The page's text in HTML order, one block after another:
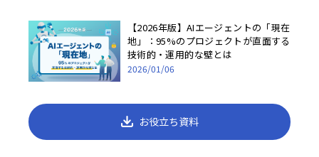
【2026年版】AIエージェントの「現在
地」：95%のプロジェクトが直面する
技術的・運用的な壁とは
2026/01/06
お役立ち資料